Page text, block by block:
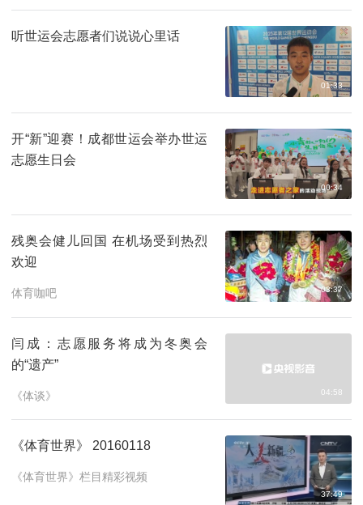
听世运会志愿者们说说心里话
01:33
开“新”迎赛！成都世运会举办世运
志愿生日会
00:34
残奥会健儿回国 在机场受到热烈
欢迎
体育咖吧 03:37
闫成：志愿服务将成为冬奥会
的“遗产”
《体谈》 04:58
《体育世界》 20160118
《体育世界》栏目精彩视频
37:49